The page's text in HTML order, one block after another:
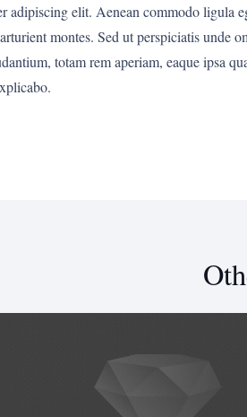
adipiscing elit. Aenean commodo ligula
montes. Sed ut perspiciatis unde
totam rem aperiam, eaque ipsa